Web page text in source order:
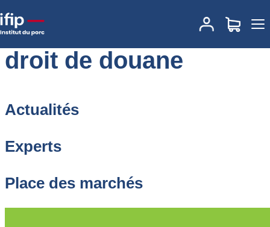
Accueil
droit de douane
Actualités
Experts
Place des marchés